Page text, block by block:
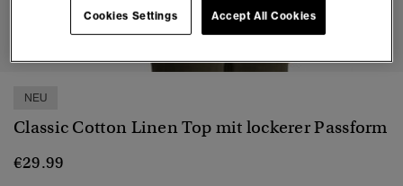
1 2 3 5 6 7
NEU
Classic Cotton Linen Top mit lockerer Passform
€29.99
Accept All Cookies
Cookies Settings